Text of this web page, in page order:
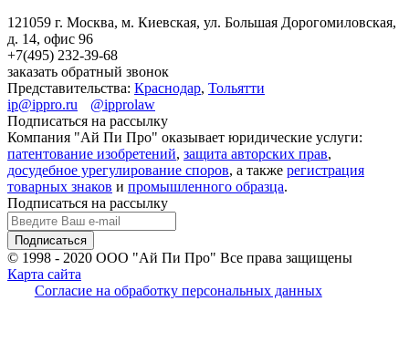
121059 г. Москва, м. Киевская, ул. Большая Дорогомиловская,
д. 14, офис 96
+7(495) 232-39-68
заказать обратный звонок
Представительства: Краснодар, Тольятти
ip@ippro.ru
@ipprolaw
Подписаться на рассылку
Компания "Ай Пи Про" оказывает юридические услуги:
патентование изобретений, защита авторских прав,
досудебное урегулирование споров, а также регистрация
товарных знаков и промышленного образца.
Подписаться на рассылку
© 1998 - 2020 ООО "Ай Пи Про" Все права защищены
Карта сайта
Согласие на обработку персональных данных